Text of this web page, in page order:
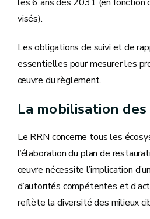
visés).
Les obligations de suivi et de
essentielles pour mesurer les
œuvre du règlement.
La mobilisation
Le RRN concerne tous les
l’élaboration du plan de
œuvre nécessite l’implication
d’autorités compétentes et
reflète la diversité des milieux